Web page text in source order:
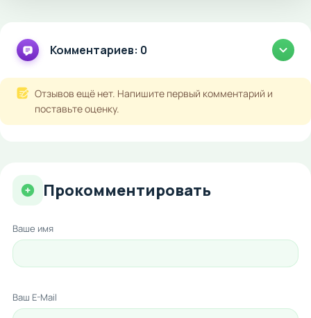
Комментариев: 0
Отзывов ещё нет. Напишите первый комментарий и
поставьте оценку.
Прокомментировать
Ваше имя
Ваш E-Mail